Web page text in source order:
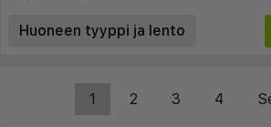
Huoneen tyyppi ja lento
1 2 3 4